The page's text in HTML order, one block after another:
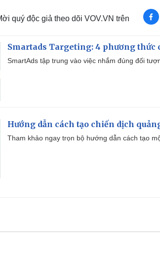
quý độc giả theo dõi VOV.VN trên
Smartads Targeting: 4 phương thức
SmartAds tập trung vào việc nhắm đúng đối
Hướng dẫn cách tạo chiến dịch
Tham khảo ngay trọn bộ hướng dẫn cách tạo